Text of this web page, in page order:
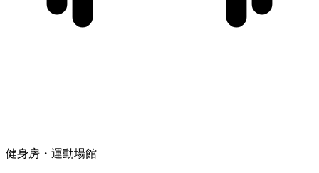
健身房・運動場館